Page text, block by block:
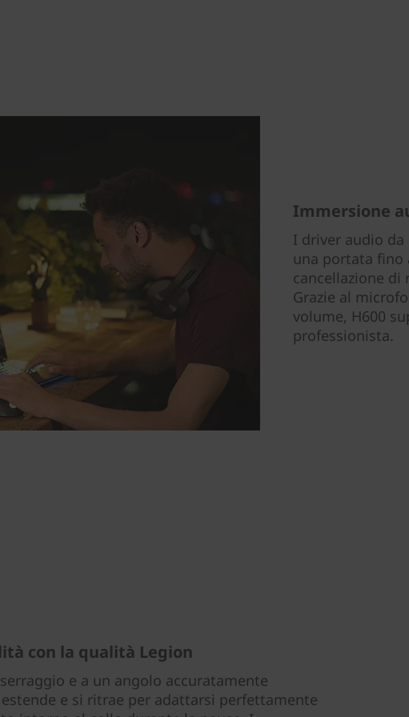
Immersione
I driver audio
una portata fino
cancellazione di
Grazie al
volume, H600
professionista.
con la qualità Legion
e a un angolo accuratamente
e si ritrae per adattarsi perfettamente